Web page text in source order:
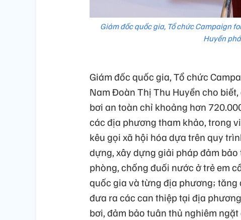
Giám đốc quốc gia, Tổ chức Campaign
Huyền
Giám đốc quốc gia, Tổ chức
Nam Đoàn Thị Thu Huyền cho
bơi an toàn chỉ khoảng hơn
các địa phương tham khảo, trong
kêu gọi xã hội hóa dựa trên quy
dựng, xây dựng giải pháp đảm
phòng, chống đuối nước ở trẻ em
quốc gia và từng địa phương;
đưa ra các can thiệp tại địa
bơi, đảm bảo tuân thủ nghiêm